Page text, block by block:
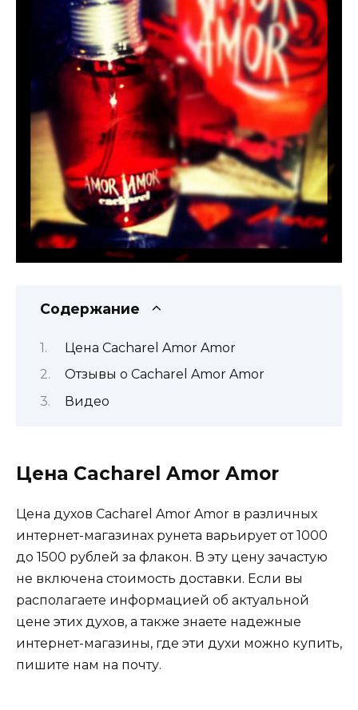
Содержание
Цена Cacharel Amor Amor
Отзывы о Cacharel Amor Amor
Видео
Цена Cacharel Amor Amor
Цена духов Cacharel Amor Amor в различных
интернет-магазинах рунета варьирует от 1000
до 1500 рублей за флакон. В эту цену зачастую
не включена стоимость доставки. Если вы
располагаете информацией об актуальной
цене этих духов, а также знаете надежные
интернет-магазины, где эти духи можно купить,
пишите нам на почту.